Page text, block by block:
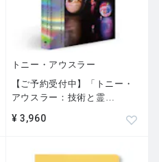
トニー・アウスラー
【ご予約受付中】「トニー・
アウスラー：技術と霊…
¥ 3,960